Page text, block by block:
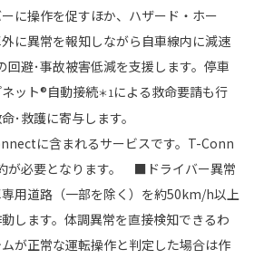
に操作を促すほか、ハザード・ホー
に異常を報知しながら自車線内に減速
回避･事故被害低減を支援します。停車
ット®自動接続＊1 による救命要請も行
･救護に寄与します。
に含まれるサービスです。T-Conn
が必要となります。 ■ドライバー異常
用道路（一部を除く）を約50km/h以上
します。体調異常を直接検知できるわ
が正常な運転操作と判定した場合は作